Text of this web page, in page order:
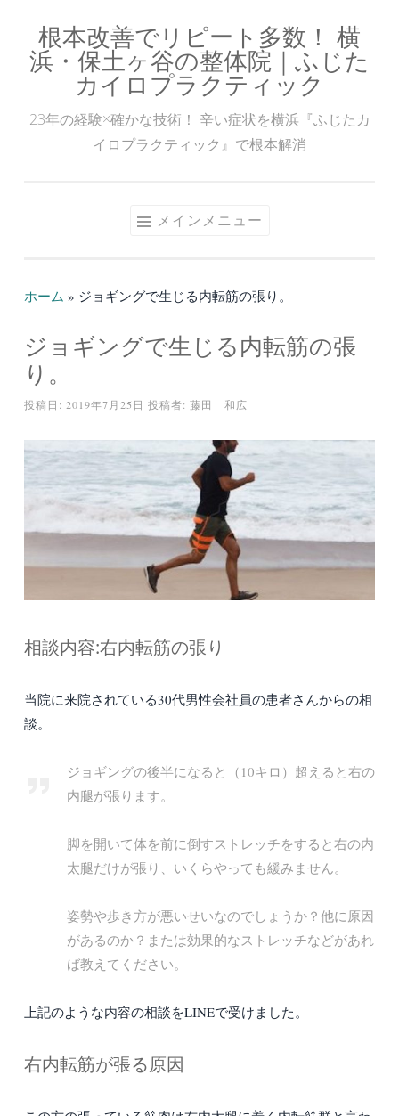
ン
根本改善でリピート多数！ 横
浜・保土ヶ谷の整体院｜ふじた
カイロプラクティック
23年の経験×確かな技術！ 辛い症状を横浜『ふじたカ
イロプラクティック』で根本解消
メインメニュー
ホーム » ジョギングで生じる内転筋の張り。
ジョギングで生じる内転筋の張
り。
投稿日: 2019年7月25日 投稿者: 藤田 和広
相談内容:右内転筋の張り
当院に来院されている30代男性会社員の患者さんからの相
談。
ジョギングの後半になると（10キロ）超えると右の
内腿が張ります。
脚を開いて体を前に倒すストレッチをすると右の内
太腿だけが張り、いくらやっても緩みません。
姿勢や歩き方が悪いせいなのでしょうか？他に原因
があるのか？または効果的なストレッチなどがあれ
ば教えてください。
上記のような内容の相談をLINEで受けました。
右内転筋が張る原因